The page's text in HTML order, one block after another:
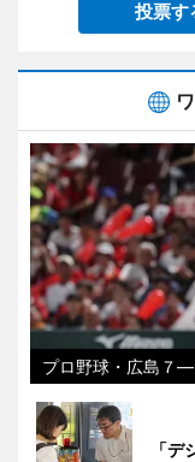
投票す
プロ野球・広島７―
「